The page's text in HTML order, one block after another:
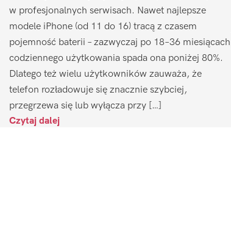
w profesjonalnych serwisach. Nawet najlepsze
modele iPhone (od 11 do 16) tracą z czasem
pojemność baterii – zazwyczaj po 18–36 miesiącach
codziennego użytkowania spada ona poniżej 80%.
Dlatego też wielu użytkowników zauważa, że
telefon rozładowuje się znacznie szybciej,
przegrzewa się lub wyłącza przy […]
Czytaj dalej